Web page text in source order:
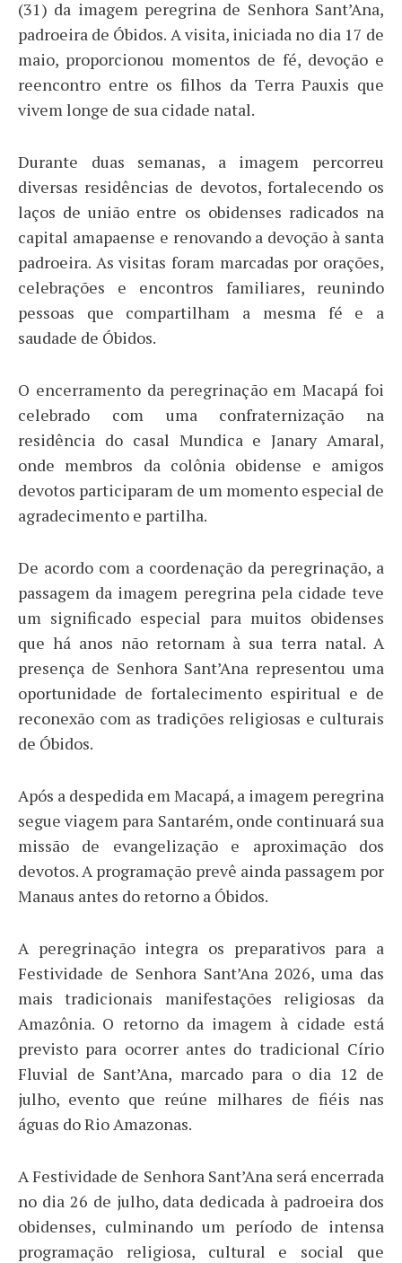
(31) da imagem peregrina de Senhora Sant’Ana,
padroeira de Óbidos. A visita, iniciada no dia 17 de
maio, proporcionou momentos de fé, devoção e
reencontro entre os filhos da Terra Pauxis que
vivem longe de sua cidade natal.
Durante duas semanas, a imagem percorreu
diversas residências de devotos, fortalecendo os
laços de união entre os obidenses radicados na
capital amapaense e renovando a devoção à santa
padroeira. As visitas foram marcadas por orações,
celebrações e encontros familiares, reunindo
pessoas que compartilham a mesma fé e a
saudade de Óbidos.
O encerramento da peregrinação em Macapá foi
celebrado com uma confraternização na
residência do casal Mundica e Janary Amaral,
onde membros da colônia obidense e amigos
devotos participaram de um momento especial de
agradecimento e partilha.
De acordo com a coordenação da peregrinação, a
passagem da imagem peregrina pela cidade teve
um significado especial para muitos obidenses
que há anos não retornam à sua terra natal. A
presença de Senhora Sant’Ana representou uma
oportunidade de fortalecimento espiritual e de
reconexão com as tradições religiosas e culturais
de Óbidos.
Após a despedida em Macapá, a imagem peregrina
segue viagem para Santarém, onde continuará sua
missão de evangelização e aproximação dos
devotos. A programação prevê ainda passagem por
Manaus antes do retorno a Óbidos.
A peregrinação integra os preparativos para a
Festividade de Senhora Sant’Ana 2026, uma das
mais tradicionais manifestações religiosas da
Amazônia. O retorno da imagem à cidade está
previsto para ocorrer antes do tradicional Círio
Fluvial de Sant’Ana, marcado para o dia 12 de
julho, evento que reúne milhares de fiéis nas
águas do Rio Amazonas.
A Festividade de Senhora Sant’Ana será encerrada
no dia 26 de julho, data dedicada à padroeira dos
obidenses, culminando um período de intensa
programação religiosa, cultural e social que